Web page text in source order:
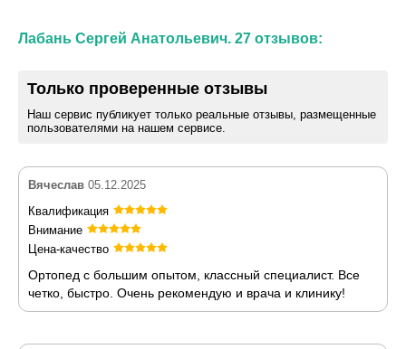
Лабань Сергей Анатольевич. 27 отзывов:
Только проверенные отзывы
Наш сервис публикует только реальные отзывы, размещенные
пользователями на нашем сервисе.
Вячеслав 05.12.2025
Квалификация
Внимание
Цена-качество
Ортопед с большим опытом, классный специалист. Все
четко, быстро. Очень рекомендую и врача и клинику!